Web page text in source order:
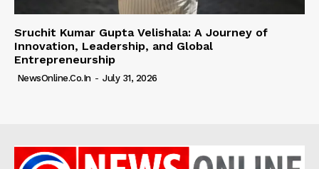
Sruchit Kumar Gupta Velishala: A Journey of
Innovation, Leadership, and Global
Entrepreneurship
NewsOnline.co.in - July 31, 2026